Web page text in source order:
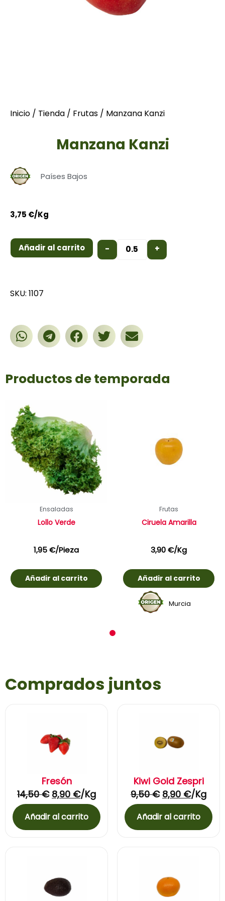
Inicio / Tienda / Frutas / Manzana Kanzi
Manzana Kanzi
Países Bajos
3,75 €/Kg
- +
Añadir al carrito
SKU: 1107
Productos de temporada
Ensaladas
Lollo Verde
1,95€/Pieza
Añadir al carrito
Frutas
Ciruela Amarilla
3,90€/Kg
Añadir al carrito
Murcia
Comprados juntos
Fresón
14,50€ 8,90 €/Kg
Añadir al carrito
Kiwi Gold Zespri
9,50€ 8,90 €/Kg
Añadir al carrito